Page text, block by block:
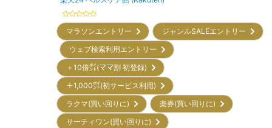
マラソンエントリー
ジャンルSALEエントリー
ウェブ検索利用エントリー
＋10倍㌽(ママ割 初登録)
＋1,000㌽(初サービス利用)
ラクマ(買い回りに)
楽券(買い回りに)
サーティワン(買い回りに)